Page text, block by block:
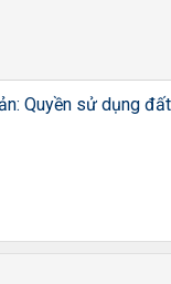
Quyền sử dụng